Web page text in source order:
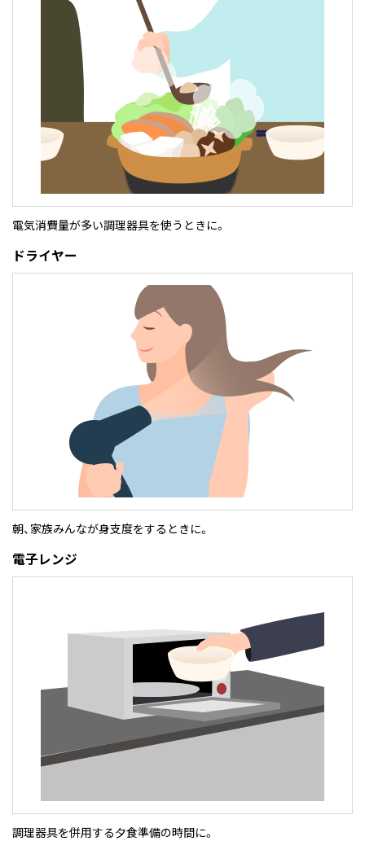
電気消費量が多い調理器具を使うときに。
ドライヤー
朝、家族みんなが身支度をするときに。
電子レンジ
調理器具を併用する夕食準備の時間に。